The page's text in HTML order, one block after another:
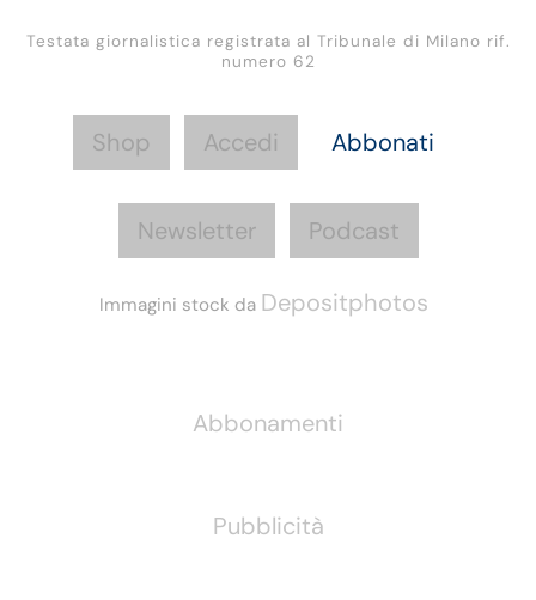
Testata giornalistica registrata al Tribunale di Milano rif.
numero 62
Shop Accedi Abbonati
Newsletter Podcast
Immagini stock da Depositphotos
Abbonamenti
Pubblicità